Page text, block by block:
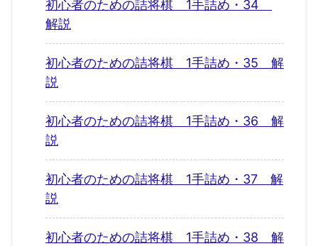
初心者のための詰将棋 1手詰め・34
解説
初心者のための詰将棋 1手詰め・35 解
説
初心者のための詰将棋 1手詰め・36 解
説
初心者のための詰将棋 1手詰め・37 解
説
初心者のための詰将棋 1手詰め・38 解